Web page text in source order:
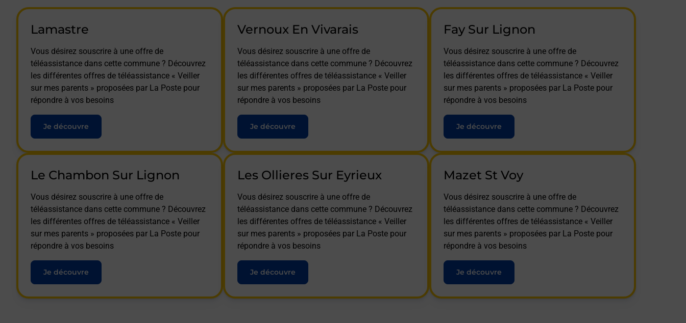
Lamastre
Vous désirez souscrire à une offre de
téléassistance dans cette commune ? Découvrez
les différentes offres de téléassistance « Veiller
sur mes parents » proposées par La Poste pour
répondre à vos besoins
Je découvre
Vernoux En Vivarais
Vous désirez souscrire à une offre de
téléassistance dans cette commune ? Découvrez
les différentes offres de téléassistance « Veiller
sur mes parents » proposées par La Poste pour
répondre à vos besoins
Je découvre
Fay Sur Lignon
Vous désirez souscrire à une offre de
téléassistance dans cette commune ? Découvrez
les différentes offres de téléassistance « Veiller
sur mes parents » proposées par La Poste pour
répondre à vos besoins
Je découvre
Le Chambon Sur Lignon
Vous désirez souscrire à une offre de
téléassistance dans cette commune ? Découvrez
les différentes offres de téléassistance « Veiller
sur mes parents » proposées par La Poste pour
répondre à vos besoins
Je découvre
Les Ollieres Sur Eyrieux
Vous désirez souscrire à une offre de
téléassistance dans cette commune ? Découvrez
les différentes offres de téléassistance « Veiller
sur mes parents » proposées par La Poste pour
répondre à vos besoins
Je découvre
Mazet St Voy
Vous désirez souscrire à une offre de
téléassistance dans cette commune ? Découvrez
les différentes offres de téléassistance « Veiller
sur mes parents » proposées par La Poste pour
répondre à vos besoins
Je découvre